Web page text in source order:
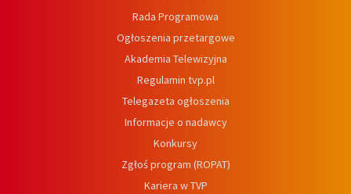
Rada Programowa
Ogłoszenia przetargowe
Akademia Telewizyjna
Regulamin tvp.pl
Telegazeta ogłoszenia
Informacje o nadawcy
Konkursy
Zgłoś program (ROPAT)
Kariera w TVP